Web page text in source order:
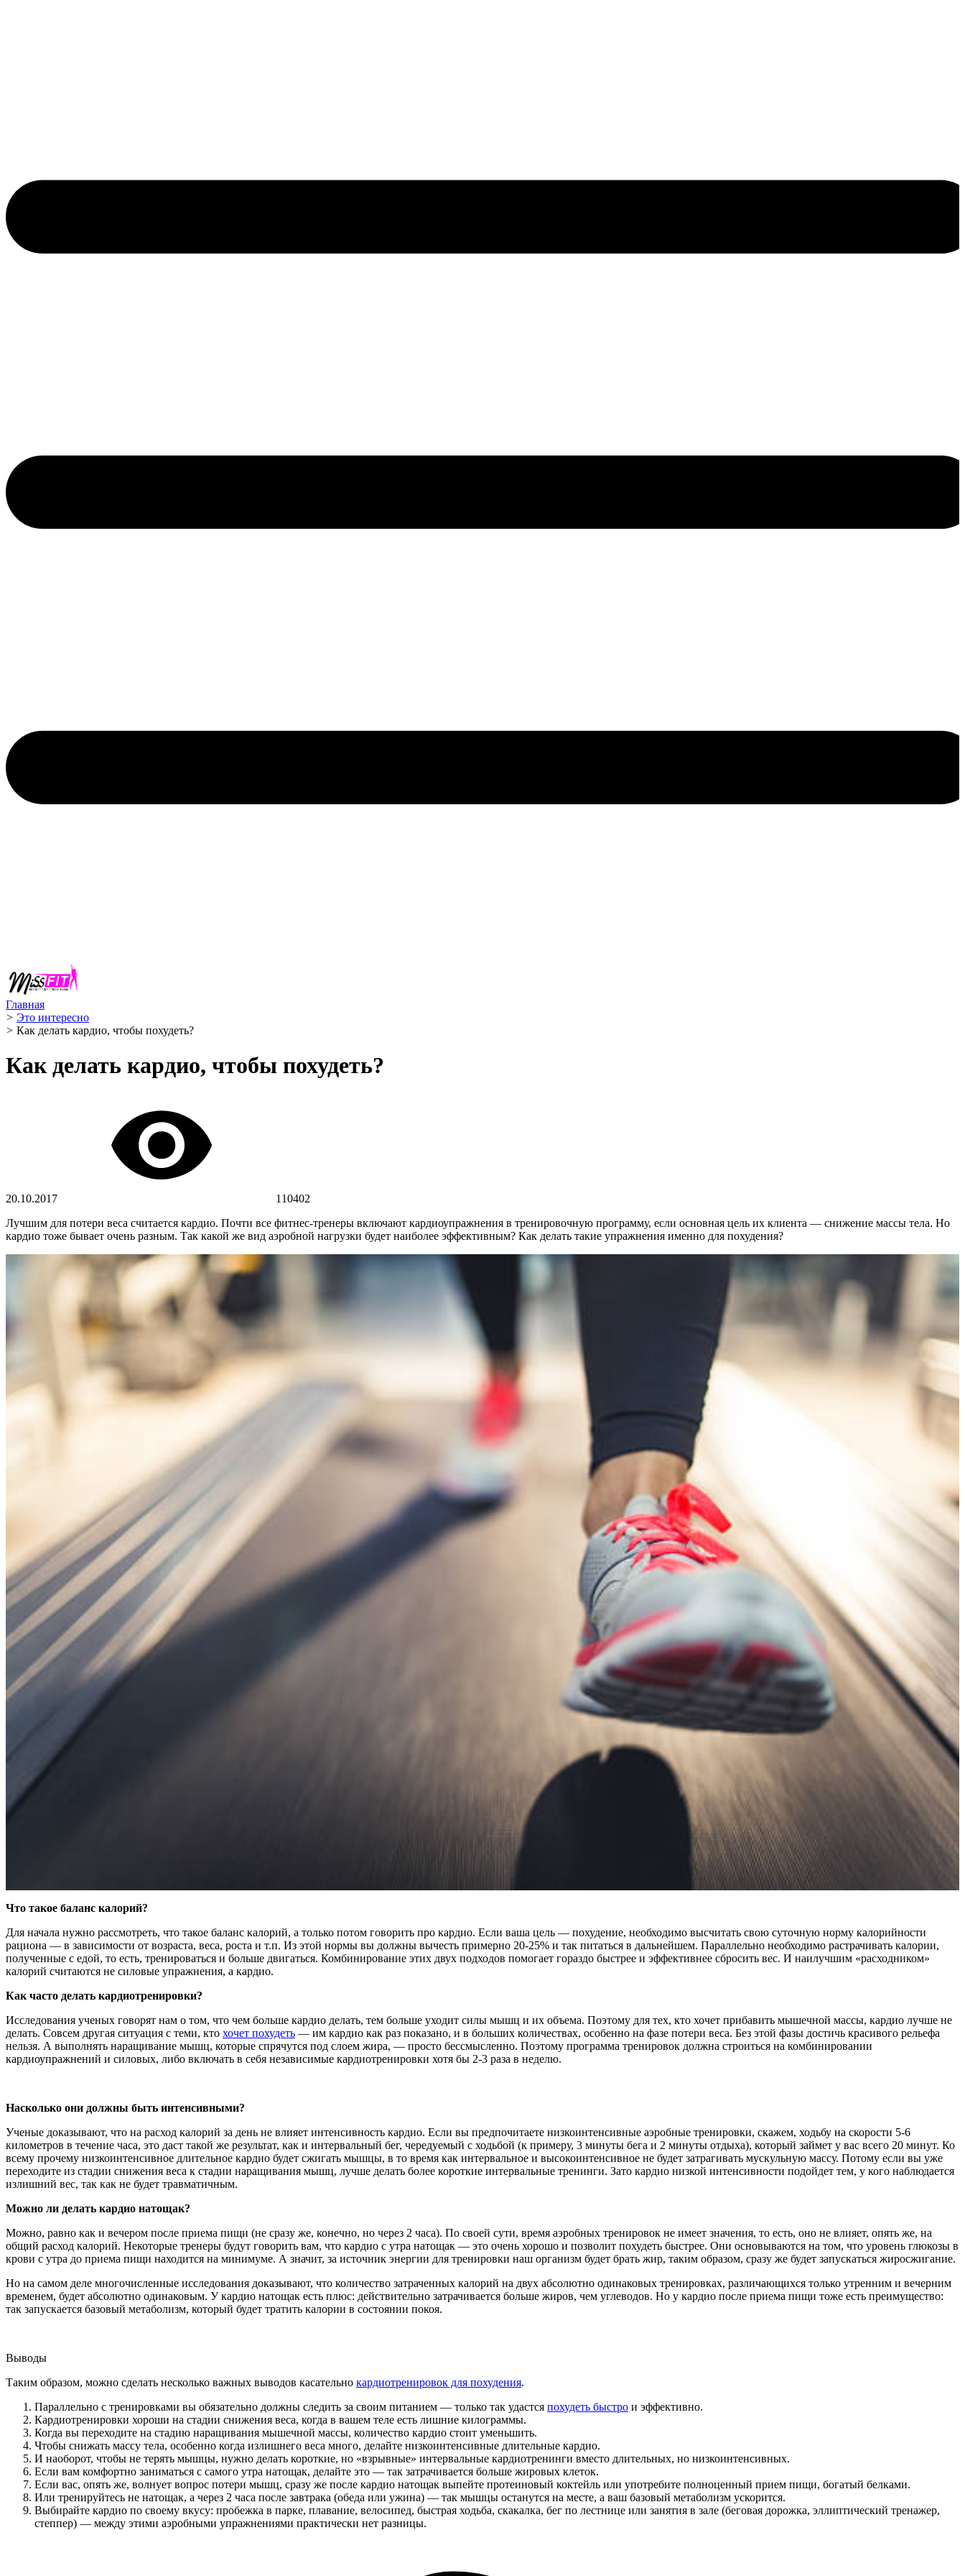
Главная
> Это интересно
> Как делать кардио, чтобы похудеть?
Как делать кардио, чтобы похудеть?
20.10.2017
110402
Лучшим для потери веса считается кардио. Почти все фитнес-тренеры включают кардиоупражнения в тренировочную программу, если основная цель их клиента — снижение массы тела. Но
кардио тоже бывает очень разным. Так какой же вид аэробной нагрузки будет наиболее эффективным? Как делать такие упражнения именно для похудения?
Что такое баланс калорий?
Для начала нужно рассмотреть, что такое баланс калорий, а только потом говорить про кардио. Если ваша цель — похудение, необходимо высчитать свою суточную норму калорийности
рациона — в зависимости от возраста, веса, роста и т.п. Из этой нормы вы должны вычесть примерно 20-25% и так питаться в дальнейшем. Параллельно необходимо растрачивать калории,
полученные с едой, то есть, тренироваться и больше двигаться. Комбинирование этих двух подходов помогает гораздо быстрее и эффективнее сбросить вес. И наилучшим «расходником»
калорий считаются не силовые упражнения, а кардио.
Как часто делать кардиотренировки?
Исследования ученых говорят нам о том, что чем больше кардио делать, тем больше уходит силы мышц и их объема. Поэтому для тех, кто хочет прибавить мышечной массы, кардио лучше не
делать. Совсем другая ситуация с теми, кто хочет похудеть — им кардио как раз показано, и в больших количествах, особенно на фазе потери веса. Без этой фазы достичь красивого рельефа
нельзя. А выполнять наращивание мышц, которые спрячутся под слоем жира, — просто бессмысленно. Поэтому программа тренировок должна строиться на комбинировании
кардиоупражнений и силовых, либо включать в себя независимые кардиотренировки хотя бы 2-3 раза в неделю.
Насколько они должны быть интенсивными?
Ученые доказывают, что на расход калорий за день не влияет интенсивность кардио. Если вы предпочитаете низкоинтенсивные аэробные тренировки, скажем, ходьбу на скорости 5-6
километров в течение часа, это даст такой же результат, как и интервальный бег, чередуемый с ходьбой (к примеру, 3 минуты бега и 2 минуты отдыха), который займет у вас всего 20 минут. Ко
всему прочему низкоинтенсивное длительное кардио будет сжигать мышцы, в то время как интервальное и высокоинтенсивное не будет затрагивать мускульную массу. Потому если вы уже
переходите из стадии снижения веса к стадии наращивания мышц, лучше делать более короткие интервальные тренинги. Зато кардио низкой интенсивности подойдет тем, у кого наблюдается
излишний вес, так как не будет травматичным.
Можно ли делать кардио натощак?
Можно, равно как и вечером после приема пищи (не сразу же, конечно, но через 2 часа). По своей сути, время аэробных тренировок не имеет значения, то есть, оно не влияет, опять же, на
общий расход калорий. Некоторые тренеры будут говорить вам, что кардио с утра натощак — это очень хорошо и позволит похудеть быстрее. Они основываются на том, что уровень глюкозы в
крови с утра до приема пищи находится на минимуме. А значит, за источник энергии для тренировки наш организм будет брать жир, таким образом, сразу же будет запускаться жиросжигание.
Но на самом деле многочисленные исследования доказывают, что количество затраченных калорий на двух абсолютно одинаковых тренировках, различающихся только утренним и вечерним
временем, будет абсолютно одинаковым. У кардио натощак есть плюс: действительно затрачивается больше жиров, чем углеводов. Но у кардио после приема пищи тоже есть преимущество:
так запускается базовый метаболизм, который будет тратить калории в состоянии покоя.
Выводы
Таким образом, можно сделать несколько важных выводов касательно кардиотренировок для похудения.
Параллельно с тренировками вы обязательно должны следить за своим питанием — только так удастся похудеть быстро и эффективно.
Кардиотренировки хороши на стадии снижения веса, когда в вашем теле есть лишние килограммы.
Когда вы переходите на стадию наращивания мышечной массы, количество кардио стоит уменьшить.
Чтобы снижать массу тела, особенно когда излишнего веса много, делайте низкоинтенсивные длительные кардио.
И наоборот, чтобы не терять мышцы, нужно делать короткие, но «взрывные» интервальные кардиотренинги вместо длительных, но низкоинтенсивных.
Если вам комфортно заниматься с самого утра натощак, делайте это — так затрачивается больше жировых клеток.
Если вас, опять же, волнует вопрос потери мышц, сразу же после кардио натощак выпейте протеиновый коктейль или употребите полноценный прием пищи, богатый белками.
Или тренируйтесь не натощак, а через 2 часа после завтрака (обеда или ужина) — так мышцы останутся на месте, а ваш базовый метаболизм ускорится.
Выбирайте кардио по своему вкусу: пробежка в парке, плавание, велосипед, быстрая ходьба, скакалка, бег по лестнице или занятия в зале (беговая дорожка, эллиптический тренажер,
степпер) — между этими аэробными упражнениями практически нет разницы.